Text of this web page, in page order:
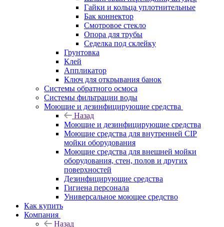
Гайки и кольца уплотнительные
Бак коннектор
Смотровое стекло
Опора для трубы
Седелка под склейку
Грунтовка
Клей
Аппликатор
Ключ для открывания банок
Системы обратного осмоса
Системы фильтрации воды
Моющие и дезинфицирующие средства
Назад
Моющие и дезинфицирующие средства
Моющие средства для внутренней CIP
мойки оборудования
Моющие средства для внешней мойки
оборудования, стен, полов и других
поверхностей
Дезинфицирующие средства
Гигиена персонала
Универсальное моющее средство
Как купить
Компания
Назад